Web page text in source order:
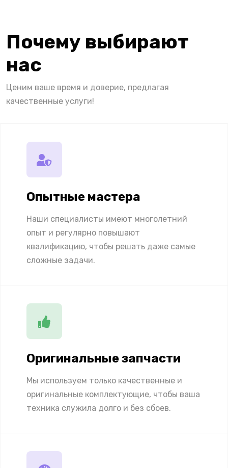
Почему выбирают
нас
Ценим ваше время и доверие, предлагая
качественные услуги!
Опытные мастера
Наши специалисты имеют многолетний
опыт и регулярно повышают
квалификацию, чтобы решать даже самые
сложные задачи.
Оригинальные запчасти
Мы используем только качественные и
оригинальные комплектующие, чтобы ваша
техника служила долго и без сбоев.